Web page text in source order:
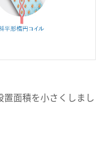
面積を小さくしまし